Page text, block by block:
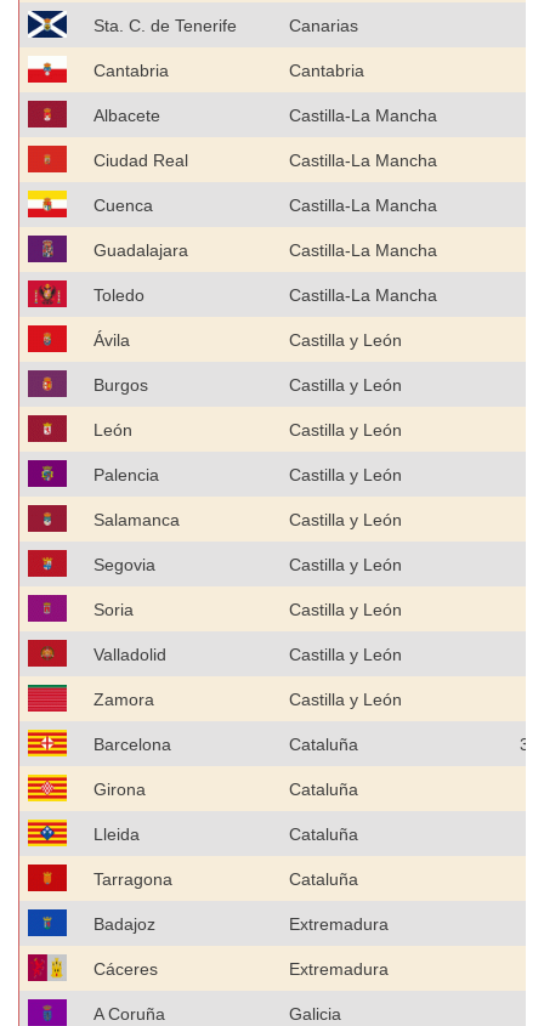
Sta. C. de Tenerife Canarias
Cantabria Cantabria
Albacete Castilla-La Mancha
Ciudad Real Castilla-La Mancha
Cuenca Castilla-La Mancha
Guadalajara Castilla-La Mancha
Toledo Castilla-La Mancha
Ávila Castilla y León
Burgos Castilla y León
León Castilla y León
Palencia Castilla y León
Salamanca Castilla y León
Segovia Castilla y León
Soria Castilla y León
Valladolid Castilla y León
Zamora Castilla y León
Barcelona Cataluña
Girona Cataluña
Lleida Cataluña
Tarragona Cataluña
Badajoz Extremadura
Cáceres Extremadura
A Coruña Galicia